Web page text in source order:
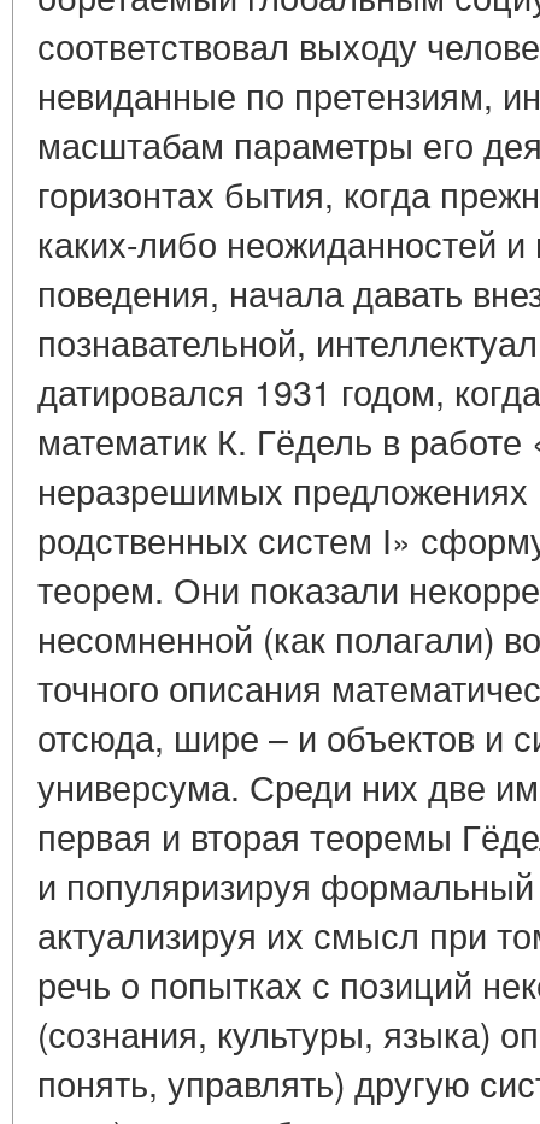
соответствовал выходу
невиданные по претензиям,
масштабам параметры его
горизонтах бытия, когда
каких-либо неожиданностей
поведения, начала давать
познавательной,
датировался 1931 годом,
математик К. Гёдель в
неразрешимых предложениях
родственных систем І»
теорем. Они показали
несомненной (как полагали)
точного описания
отсюда, шире – и объектов и
универсума. Среди них две
первая и вторая теоремы
и популяризируя
актуализируя их смысл при
речь о попытках с позиций
(сознания, культуры, языка)
понять, управлять) другую